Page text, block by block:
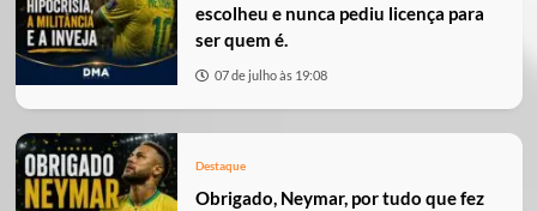
escolheu e nunca pediu licença para
ser quem é.
07 de julho às 19:08
Destaque
Obrigado, Neymar, por tudo que fez